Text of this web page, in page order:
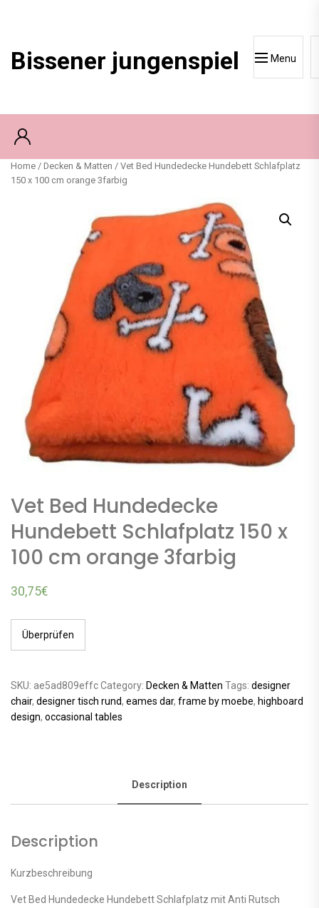
Bissener jungenspiel Menu
Home / Decken & Matten / Vet Bed Hundedecke Hundebett Schlafplatz
150 x 100 cm orange 3farbig
Vet Bed Hundedecke
Hundebett Schlafplatz 150 x
100 cm orange 3farbig
30,75€
Überprüfen
SKU: ae5ad809effcCategory: Decken & Matten Tags: designer
chair, designer tisch rund, eames dar, frame by moebe, highboard
design, occasional tables
Description
Description
Kurzbeschreibung
Vet Bed Hundedecke Hundebett Schlafplatz mit Anti Rutsch